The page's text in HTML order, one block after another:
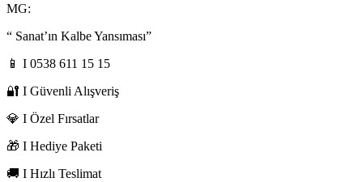
MG:
“ Sanat’ın Kalbe Yansıması”
📱 I 0538 611 15 15
🔐 I Güvenli Alışveriş
💎 I Özel Fırsatlar
🎁 I Hediye Paketi
🚚 I Hızlı Teslimat